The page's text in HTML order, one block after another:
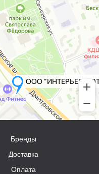
Бренды
Доставка
Оплата